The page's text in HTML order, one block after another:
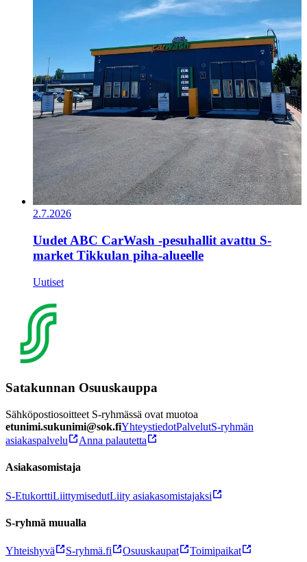
2.7.2026
Uudet ABC CarWash -pesuhallit avattu S-
market Tikkulan piha-alueelle
Uutiset
Satakunnan Osuuskauppa
Sähköpostiosoitteet S-ryhmässä ovat muotoa
etunimi.sukunimi@sok.fiYhteystiedotPalvelutS-ryhmän
asiakaspalvelu
Anna palautetta
Asiakasomistaja
S-EtukorttiLiittymisedutLiity asiakasomistajaksi
S-ryhmä muualla
Yhteishyvä S-ryhmä.fi Osuuskaupat Toimipaikat